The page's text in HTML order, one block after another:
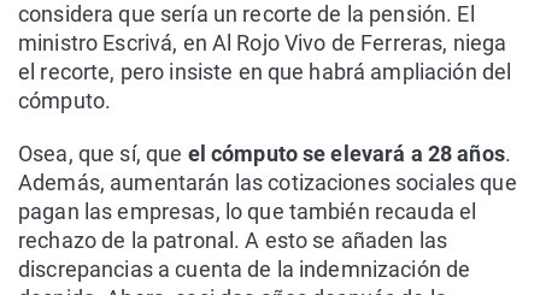
considera que sería un recorte de la pensión. El
ministro Escrivá, en Al Rojo Vivo de Ferreras, niega
el recorte, pero insiste en que habrá ampliación del
cómputo.
Osea, que sí, que el cómputo se elevará a 28 años.
Además, aumentarán las cotizaciones sociales que
pagan las empresas, lo que también recauda el
rechazo de la patronal. A esto se añaden las
discrepancias a cuenta de la indemnización de